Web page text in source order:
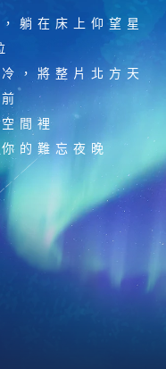
躺在床上仰望星
，將整片北方天
間裡
的難忘夜晚